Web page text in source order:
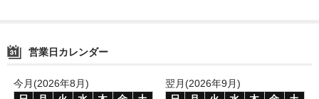
Simrell Collection
HIGHER LEVEL
営業日カレンダー
今月(2026年8月)
翌月(2026年9月)